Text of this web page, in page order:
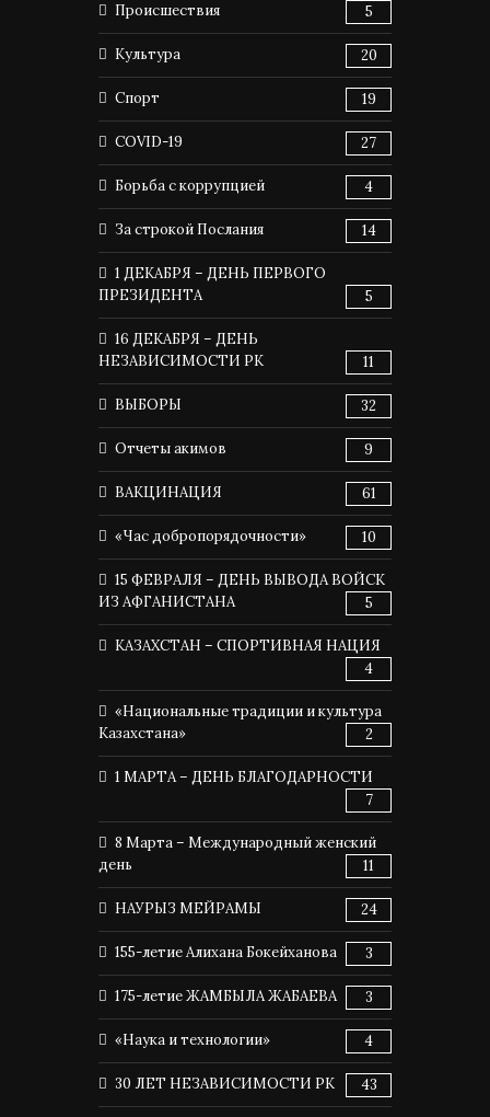
Происшествия 5
Культура 20
Спорт 19
COVID-19 27
Борьба с коррупцией 4
За строкой Послания 14
1 ДЕКАБРЯ – ДЕНЬ ПЕРВОГО
ПРЕЗИДЕНТА
5
16 ДЕКАБРЯ – ДЕНЬ
НЕЗАВИСИМОСТИ РК
11
ВЫБОРЫ 32
Отчеты акимов 9
ВАКЦИНАЦИЯ 61
«Час добропорядочности» 10
15 ФЕВРАЛЯ – ДЕНЬ ВЫВОДА ВОЙСК
ИЗ АФГАНИСТАНА
5
КАЗАХСТАН – СПОРТИВНАЯ НАЦИЯ
4
«Национальные традиции и культура
Казахстана»
2
1 МАРТА – ДЕНЬ БЛАГОДАРНОСТИ
7
8 Марта – Международный женский
день
11
НАУРЫЗ МЕЙРАМЫ 24
155-летие Алихана Бокейханова 3
175-летие ЖАМБЫЛА ЖАБАЕВА 3
«Наука и технологии» 4
30 ЛЕТ НЕЗАВИСИМОСТИ РК 43